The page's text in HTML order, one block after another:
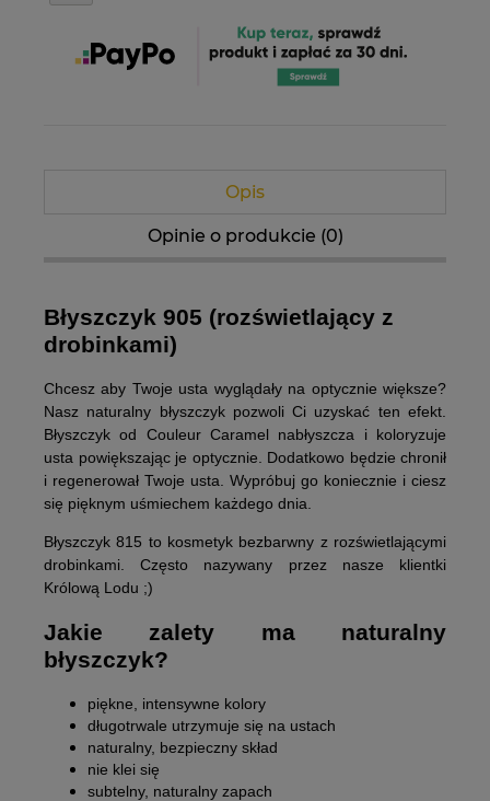
Opis
Opinie o produkcie (0)
Błyszczyk 905 (rozświetlający z
drobinkami)
Chcesz aby Twoje usta wyglądały na optycznie większe?
Nasz naturalny błyszczyk pozwoli Ci uzyskać ten efekt.
Błyszczyk od Couleur Caramel nabłyszcza i koloryzuje
usta powiększając je optycznie. Dodatkowo będzie chronił
i regenerował Twoje usta. Wypróbuj go koniecznie i ciesz
się pięknym uśmiechem każdego dnia.
Błyszczyk 815 to kosmetyk bezbarwny z rozświetlającymi
drobinkami. Często nazywany przez nasze klientki
Królową Lodu ;)
Jakie zalety ma naturalny
błyszczyk?
piękne, intensywne kolory
długotrwale utrzymuje się na ustach
naturalny, bezpieczny skład
nie klei się
subtelny, naturalny zapach